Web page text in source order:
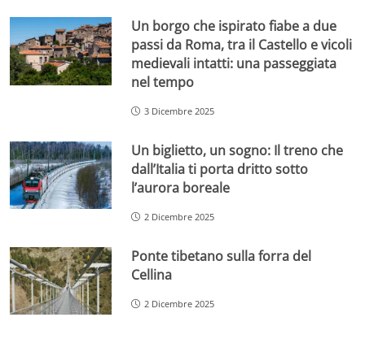
Un borgo che ispirato fiabe a due
passi da Roma, tra il Castello e vicoli
medievali intatti: una passeggiata
nel tempo
3 Dicembre 2025
Un biglietto, un sogno: Il treno che
dall’Italia ti porta dritto sotto
l’aurora boreale
2 Dicembre 2025
Ponte tibetano sulla forra del
Cellina
2 Dicembre 2025